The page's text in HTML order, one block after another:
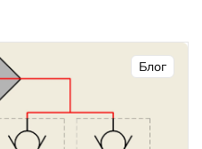
Блог